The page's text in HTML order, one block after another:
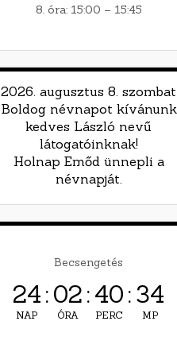
8. óra: 15:00 – 15:45
2026. augusztus 8. szombat
Boldog névnapot kívánunk
kedves László nevű
látogatóinknak!
Holnap Emőd ünnepli a
névnapját.
Becsengetés
24
NAP
:02
ÓRA
:40
PERC
:33
MP